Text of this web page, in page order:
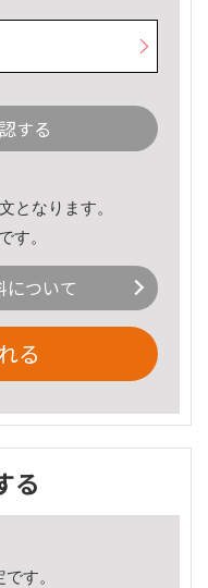
する
となります。
す。
について
る
る
す。